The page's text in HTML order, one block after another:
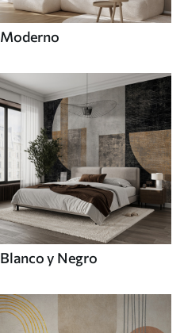
Moderno
Blanco y Negro